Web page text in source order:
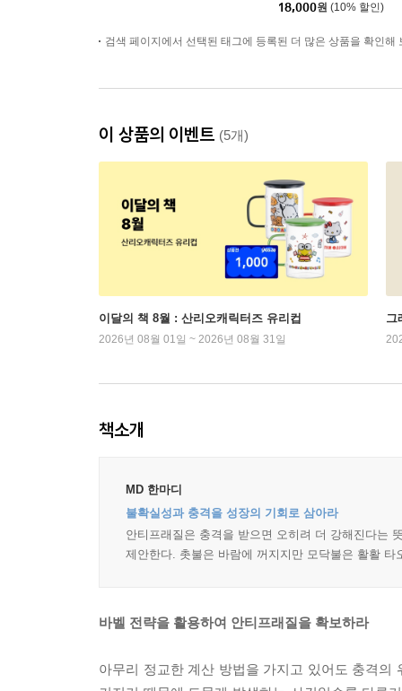
18,000원 (10% 할인)
검색 페이지에서 선택된 태그에 등록된 더 많은 상품을 확인해
이 상품의 이벤트 (5개)
이달의 책 8월 : 산리오캐릭터즈 유리컵
2026년 08월 01일 ~ 2026년 08월 31일
그
책소개
MD 한마디
불확실성과 충격을 성장의 기회로 삼아라
안티프래질은 충격을 받으면 오히려 더 강해진다는
제안한다. 촛불은 바람에 꺼지지만 모닥불은 활활
바벨 전략을 활용하여 안티프래질을 확보하라
아무리 정교한 계산 방법을 가지고 있어도 충격